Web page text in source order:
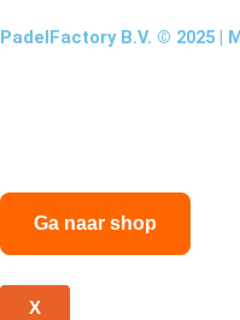
PadelFactory B.V. © 2025 |
Ga naar shop
X